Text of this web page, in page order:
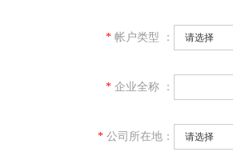
* 帐户类型 ： 请选择
* 企业全称 ：
* 公司所在地： 请选择